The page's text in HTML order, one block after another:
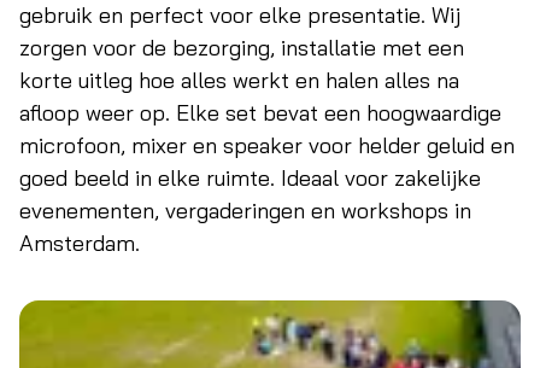
gebruik en perfect voor elke presentatie. Wij
zorgen voor de bezorging, installatie met een
korte uitleg hoe alles werkt en halen alles na
afloop weer op. Elke set bevat een hoogwaardige
microfoon, mixer en speaker voor helder geluid en
goed beeld in elke ruimte. Ideaal voor zakelijke
evenementen, vergaderingen en workshops in
Amsterdam.